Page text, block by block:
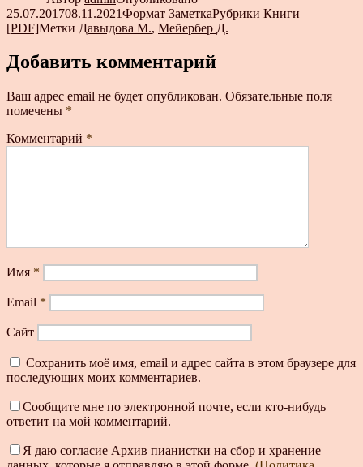
25.07.201708.11.2021Формат ЗаметкаРубрики Книги
[PDF]Метки Давыдова М., Мейербер Д.
Добавить комментарий
Ваш адрес email не будет опубликован. Обязательные поля
помечены *
Комментарий *
Имя *
Email *
Сайт
Сохранить моё имя, email и адрес сайта в этом браузере для
последующих моих комментариев.
Сообщите мне по электронной почте, если кто-нибудь
ответит на мой комментарий.
Я даю согласие Архив пианистки на сбор и хранение